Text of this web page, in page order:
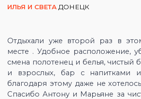
ИЛЬЯ И СВЕТА ДОНЕЦК
Отдыхали уже второй раз в
месте . Удобное расположение,
смена полотенец и белья, чистый
и взрослых, бар с
благодаря этому даже не
Спасибо Антону и Марьяне за